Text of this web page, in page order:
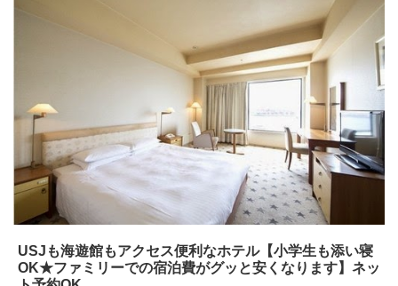
USJも海遊館もアクセス便利なホテル【小学生も添い寝
OK★ファミリーでの宿泊費がグッと安くなります】ネッ